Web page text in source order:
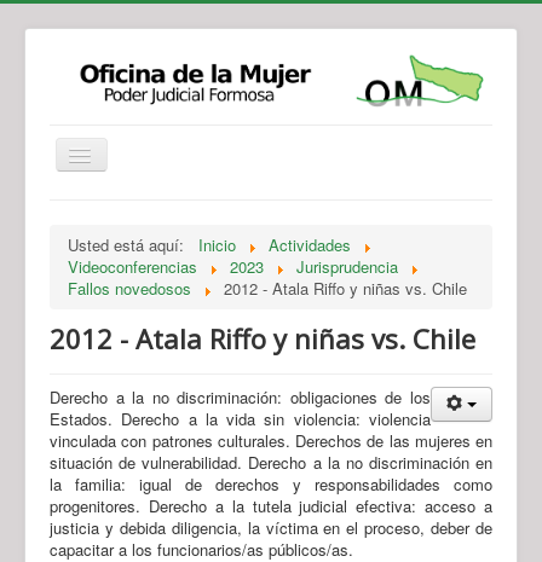
Legislación
Novedades
Recursos y Servicios de Atención
Contacto
Usted está aquí: Inicio
Actividades
Videoconferencias
2023
Jurisprudencia
Fallos novedosos
2012 - Atala Riffo y niñas vs. Chile
2012 - Atala Riffo y niñas vs. Chile
Derecho a la no discriminación: obligaciones de los
Estados. Derecho a la vida sin violencia: violencia
vinculada con patrones culturales. Derechos de las mujeres en
situación de vulnerabilidad. Derecho a la no discriminación en
la familia: igual de derechos y responsabilidades como
progenitores. Derecho a la tutela judicial efectiva: acceso a
justicia y debida diligencia, la víctima en el proceso, deber de
capacitar a los funcionarios/as públicos/as.